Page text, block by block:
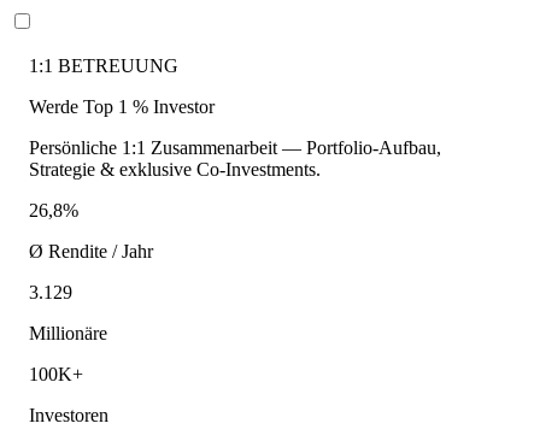
1:1 BETREUUNG
Werde Top 1 % Investor
Persönliche 1:1 Zusammenarbeit — Portfolio-Aufbau,
Strategie & exklusive Co-Investments.
26,8%
Ø Rendite / Jahr
3.129
Millionäre
100K+
Investoren